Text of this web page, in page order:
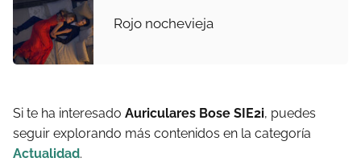
Rojo nochevieja
Si te ha interesado Auriculares Bose SIE2i, puedes
seguir explorando más contenidos en la categoría
Actualidad.